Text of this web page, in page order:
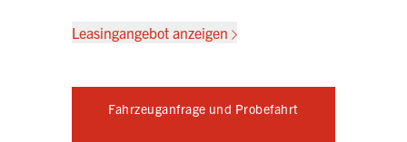
Leasingangebot anzeigen
Fahrzeuganfrage und Probefahrt